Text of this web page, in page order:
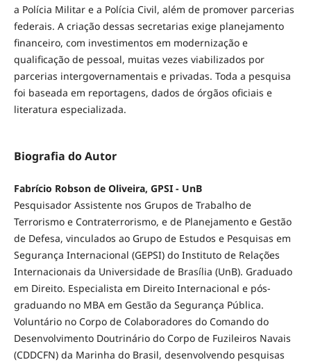
a Polícia Militar e a Polícia Civil, além de promover parcerias
federais. A criação dessas secretarias exige planejamento
financeiro, com investimentos em modernização e
qualificação de pessoal, muitas vezes viabilizados por
parcerias intergovernamentais e privadas. Toda a pesquisa
foi baseada em reportagens, dados de órgãos oficiais e
literatura especializada.
Biografia do Autor
Fabrício Robson de Oliveira, GPSI - UnB
Pesquisador Assistente nos Grupos de Trabalho de
Terrorismo e Contraterrorismo, e de Planejamento e Gestão
de Defesa, vinculados ao Grupo de Estudos e Pesquisas em
Segurança Internacional (GEPSI) do Instituto de Relações
Internacionais da Universidade de Brasília (UnB). Graduado
em Direito. Especialista em Direito Internacional e pós-
graduando no MBA em Gestão da Segurança Pública.
Voluntário no Corpo de Colaboradores do Comando do
Desenvolvimento Doutrinário do Corpo de Fuzileiros Navais
(CDDCFN) da Marinha do Brasil, desenvolvendo pesquisas